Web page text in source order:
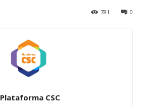
0
781
Plataforma CSC